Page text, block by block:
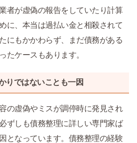
者が虚偽の報告をしていたり計算
に、本当は過払い金と相殺されて
にもかかわらず、まだ債務がある
たケースもあります。
りではないことも一因
の虚偽やミスが調停時に発見され
ずしも債務整理に詳しい専門家ば
となっています。債務整理の経験